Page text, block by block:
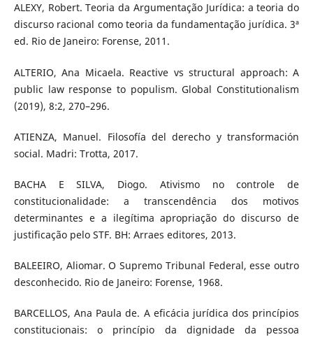
ALEXY, Robert. Teoria da Argumentação Jurídica: a teoria do
discurso racional como teoria da fundamentação jurídica. 3ª
ed. Rio de Janeiro: Forense, 2011.
ALTERIO, Ana Micaela. Reactive vs structural approach: A
public law response to populism. Global Constitutionalism
(2019), 8:2, 270–296.
ATIENZA, Manuel. Filosofía del derecho y transformación
social. Madri: Trotta, 2017.
BACHA E SILVA, Diogo. Ativismo no controle de
constitucionalidade: a transcendência dos motivos
determinantes e a ilegítima apropriação do discurso de
justificação pelo STF. BH: Arraes editores, 2013.
BALEEIRO, Aliomar. O Supremo Tribunal Federal, esse outro
desconhecido. Rio de Janeiro: Forense, 1968.
BARCELLOS, Ana Paula de. A eficácia jurídica dos princípios
constitucionais: o princípio da dignidade da pessoa